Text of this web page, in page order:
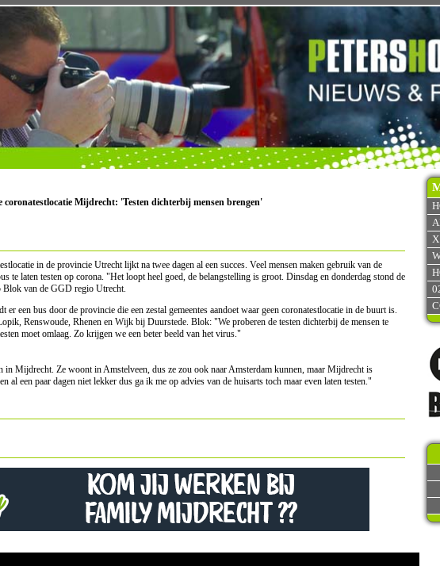
coronatestlocatie Mijdrecht: 'Testen dichterbij mensen brengen'
in de provincie Utrecht lijkt na twee dagen al een succes. Veel mensen maken gebruik van de
te laten testen op corona. "Het loopt heel goed, de belangstelling is groot. Dinsdag en donderdag stond de
van de GGD regio Utrecht.
er een bus door de provincie die een zestal gemeentes aandoet waar geen coronatestlocatie in de buurt is.
Renswoude, Rhenen en Wijk bij Duurstede. Blok: "We proberen de testen dichterbij de mensen te
moet omlaag. Zo krijgen we een beter beeld van het virus."
in Mijdrecht. Ze woont in Amstelveen, dus ze zou ook naar Amsterdam kunnen, maar Mijdrecht is
al een paar dagen niet lekker dus ga ik me op advies van de huisarts toch maar even laten testen."